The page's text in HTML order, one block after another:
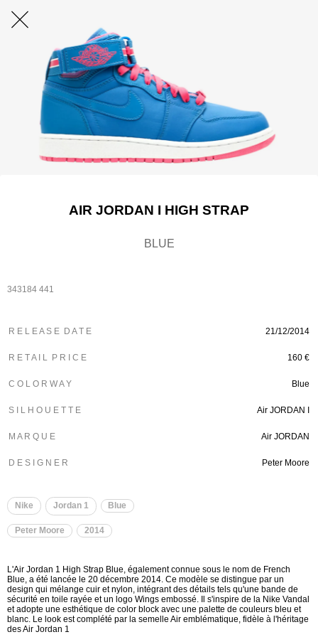
AIR JORDAN I HIGH STRAP
BLUE
343184 441
R E L E A S E D A T E 21/12/2014
R E T A I L P R I C E 160 €
C O L O R W A Y Blue
S I L H O U E T T E Air JORDAN I
M A R Q U E Air JORDAN
D E S I G N E R Peter Moore
Nike Jordan 1 Blue
Peter Moore 2014
L'Air Jordan 1 High Strap Blue, également connue sous le nom de French
Blue, a été lancée le 20 décembre 2014. Ce modèle se distingue par un
design qui mélange cuir et nylon, intégrant des détails tels qu'une bande de
sécurité en toile rayée et un logo Wings embossé. Il s'inspire de la Nike Vandal
et adopte une esthétique de color block avec une palette de couleurs bleu et
blanc. Le look est complété par la semelle Air emblématique, fidèle à l'héritage
des Air Jordan 1​